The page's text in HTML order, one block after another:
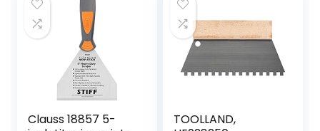
Clauss 18857 5-
TOOLLAND,